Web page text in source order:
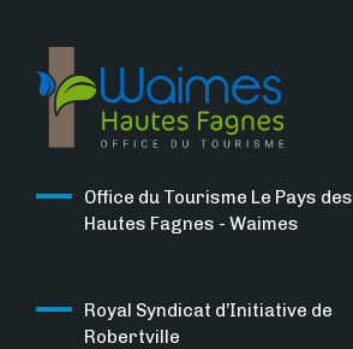
Office du Tourisme Le Pays des
Hautes Fagnes - Waimes
Royal Syndicat d’Initiative de
Robertville